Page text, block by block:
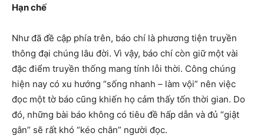
Hạn chế
Như đã đề cập phía trên, báo chí là phương tiện truyền
thông đại chúng lâu đời. Vì vậy, báo chí còn giữ một vài
đặc điểm truyền thống mang tính lỗi thời. Công chúng
hiện nay có xu hướng “sống nhanh – làm vội” nên việc
đọc một tờ báo cũng khiến họ cảm thấy tốn thời gian. Do
đó, những bài báo không có tiêu đề hấp dẫn và đủ “giật
gân” sẽ rất khó “kéo chân” người đọc.